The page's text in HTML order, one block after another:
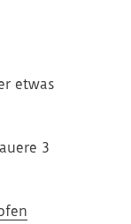
etwas
3